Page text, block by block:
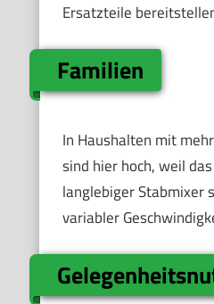
Ersatzteile
Familien
In Haushalten mit
sind hier hoch, weil
langlebiger Stabmixer
variabler